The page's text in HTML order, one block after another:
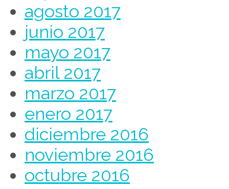
agosto 2017
junio 2017
mayo 2017
abril 2017
marzo 2017
enero 2017
diciembre 2016
noviembre 2016
octubre 2016